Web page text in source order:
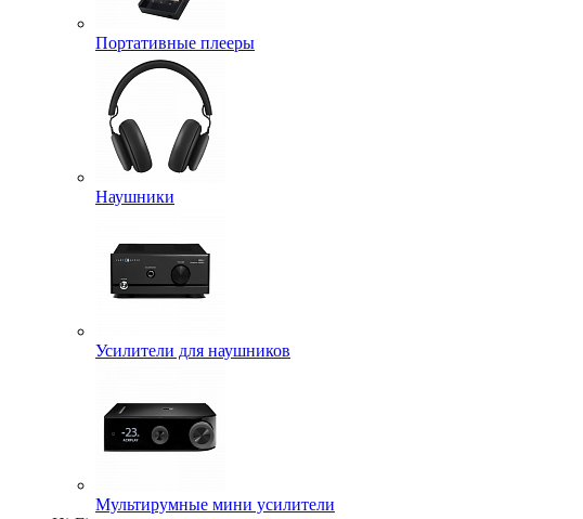
Портативные плееры
Наушники
Усилители для наушников
Мультирумные мини усилители